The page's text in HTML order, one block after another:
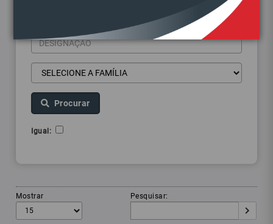
Procurar
Igual:
Mostrar Pesquisar: